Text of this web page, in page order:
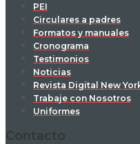
PEI
Circulares a padres
Formatos y manuales
Cronograma
Testimonios
Noticias
Revista Digital New
Trabaje con Nosotros
Uniformes
Contacto